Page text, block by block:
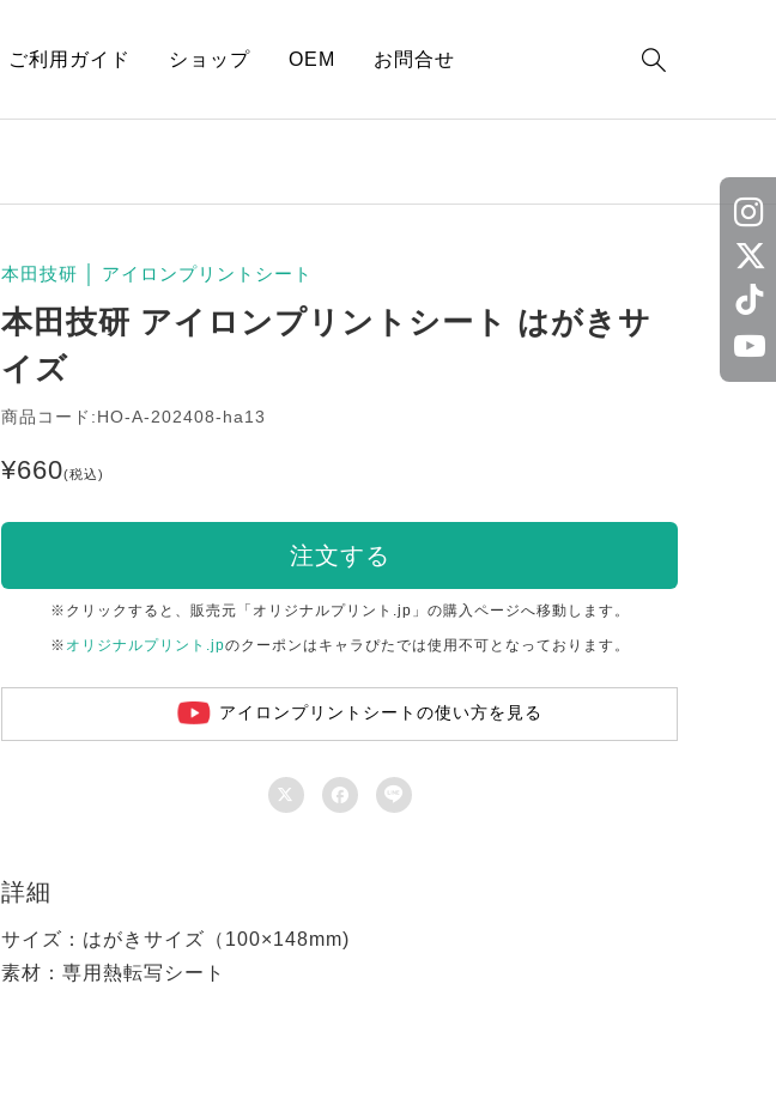
ご利用ガイド ショップ OEM お問合せ 
本田技研 アイロンプリントシート
本田技研 アイロンプリントシート はがきサ
イズ
商品コード:HO-A-202408-ha13
¥660(税込)
注文する
※クリックすると、販売元「オリジナルプリント.jp」の購入ページへ移動します。
※ オリジナルプリント.jpのクーポンはキャラぴたでは使用不可となっております。
アイロンプリントシートの使い方を見る
  
詳細
サイズ：はがきサイズ（100×148mm)
素材：専用熱転写シート